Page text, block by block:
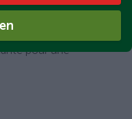
nous proposons
pour une